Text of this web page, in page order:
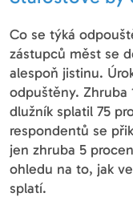
Co se týká
zástupců měst se
alespoň jistinu.
odpuštěny. Zhruba
dlužník splatil 75
respondentů se
jen zhruba 5
ohledu na to, jak
splatí.